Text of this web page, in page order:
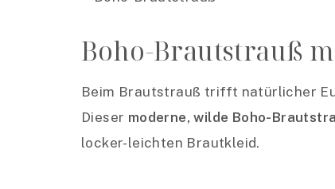
Boho-Brautstrauß
Beim Brautstrauß trifft natürlicher
Dieser moderne, wilde Boho-
locker-leichten Brautkleid.